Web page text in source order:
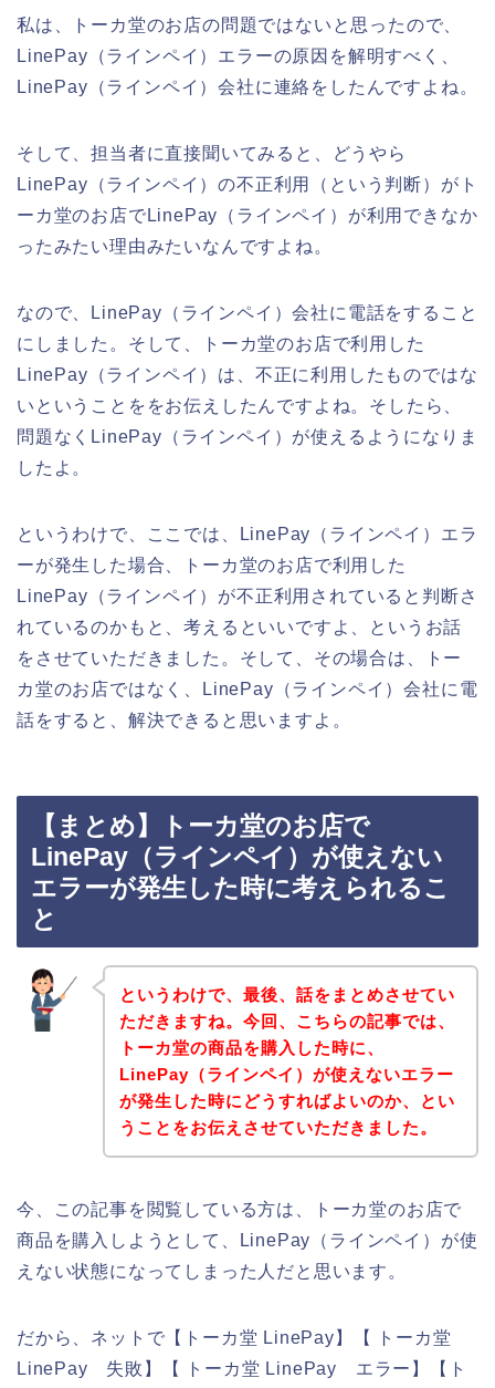
私は、トーカ堂のお店の問題ではないと思ったので、
LinePay（ラインペイ）エラーの原因を解明すべく、
LinePay（ラインペイ）会社に連絡をしたんですよね。
そして、担当者に直接聞いてみると、どうやら
LinePay（ラインペイ）の不正利用（という判断）がト
ーカ堂のお店でLinePay（ラインペイ）が利用できなか
ったみたい理由みたいなんですよね。
なので、LinePay（ラインペイ）会社に電話をすること
にしました。そして、トーカ堂のお店で利用した
LinePay（ラインペイ）は、不正に利用したものではな
いということををお伝えしたんですよね。そしたら、
問題なくLinePay（ラインペイ）が使えるようになりま
したよ。
というわけで、ここでは、LinePay（ラインペイ）エラ
ーが発生した場合、トーカ堂のお店で利用した
LinePay（ラインペイ）が不正利用されていると判断さ
れているのかもと、考えるといいですよ、というお話
をさせていただきました。そして、その場合は、トー
カ堂のお店ではなく、LinePay（ラインペイ）会社に電
話をすると、解決できると思いますよ。
【まとめ】トーカ堂のお店で
LinePay（ラインペイ）が使えない
エラーが発生した時に考えられるこ
と
というわけで、最後、話をまとめさせてい
ただきますね。今回、こちらの記事では、
トーカ堂の商品を購入した時に、
LinePay（ラインペイ）が使えないエラー
が発生した時にどうすればよいのか、とい
うことをお伝えさせていただきました。
今、この記事を閲覧している方は、トーカ堂のお店で
商品を購入しようとして、LinePay（ラインペイ）が使
えない状態になってしまった人だと思います。
だから、ネットで【トーカ堂 LinePay】【 トーカ堂
LinePay 失敗】【 トーカ堂 LinePay エラー】【ト